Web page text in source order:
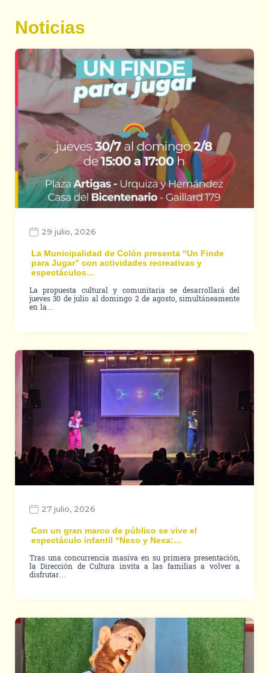
Noticias
29 julio, 2026
La Municipalidad de Colón presenta “Un Finde
para Jugar” con actividades recreativas y
espectáculos…
La propuesta cultural y comunitaria se desarrollará del
jueves 30 de julio al domingo 2 de agosto, simultáneamente
en la…
27 julio, 2026
Con un gran marco de público se vive el
espectáculo infantil “Nexo y Nexa:…
Tras una concurrencia masiva en su primera presentación,
la Dirección de Cultura invita a las familias a volver a
disfrutar…